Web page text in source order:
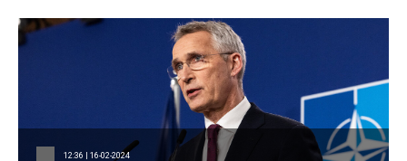
12:36 | 16-02-2024